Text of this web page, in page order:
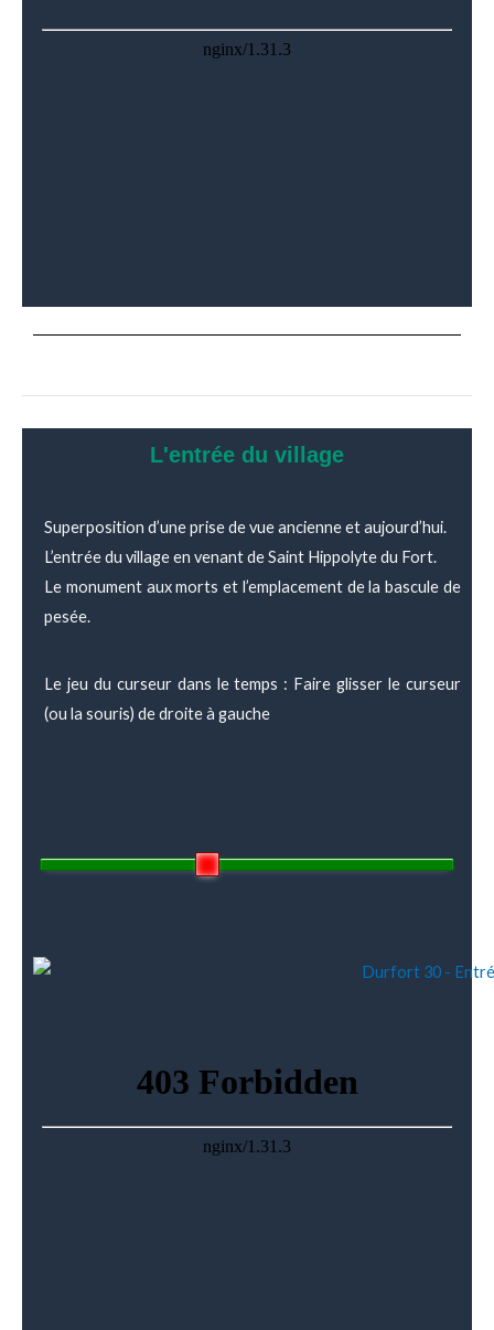
L'entrée du village
Superposition d’une prise de vue ancienne et aujourd’hui.
L’entrée du village en venant de Saint Hippolyte du Fort.
Le monument aux morts et l’emplacement de la bascule de
pesée.
Le jeu du curseur dans le temps : Faire glisser le curseur
(ou la souris) de droite à gauche